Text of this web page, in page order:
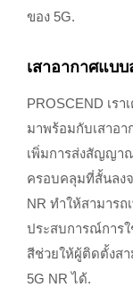
ของ 5G.
เสาอากาศแบ
PROSCEND เร
มาพร้อมกับเสาอา
เพิ่มการส่งสัญญา
ครอบคลุมที่สั้นลง
NR ทำให้สามาร
ประสบการณ์การ
สีช่วยให้ผู้ติดตั้งส
5G NR ได้.